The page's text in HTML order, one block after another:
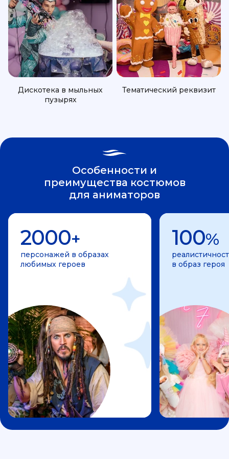
Дискотека в мыльных
пузырях
Тематический реквизит
Особенности и
преимущества костюмов
для аниматоров
2000+
персонажей в образах
любимых героев
100%
в образ героя